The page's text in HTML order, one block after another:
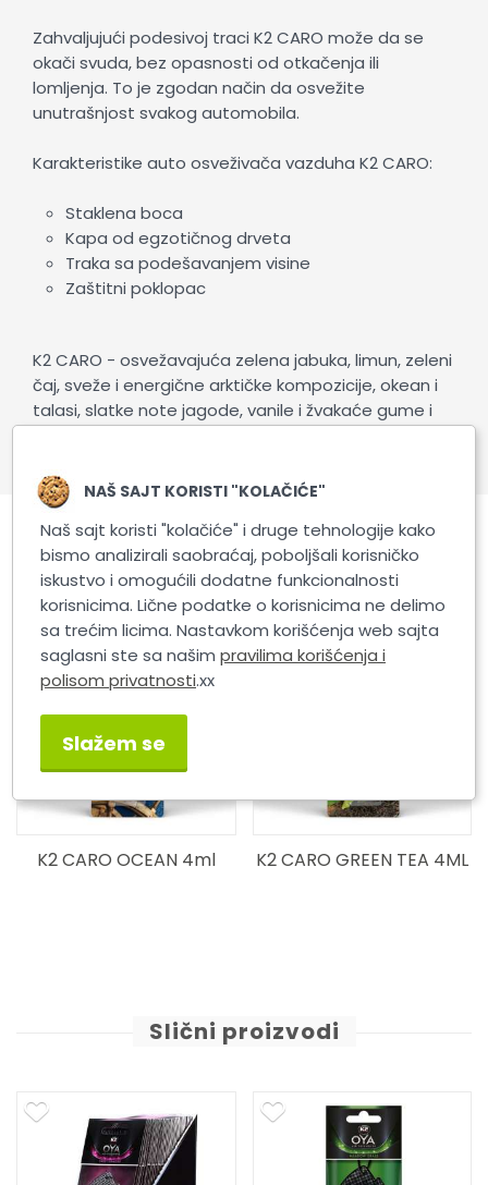
Zahvaljujući podesivoj traci K2 CARO može da se
okači svuda, bez opasnosti od otkačenja ili
lomljenja. To je zgodan način da osvežite
unutrašnjost svakog automobila.
Karakteristike auto osveživača vazduha K2 CARO:
staklena boca
kapa od egzotičnog drveta
traka sa podešavanjem visine
zaštitni poklopac
K2 CARO - osvežavajuća zelena jabuka, limun, zeleni
čaj, sveže i energične arktičke kompozicije, okean i
talasi, slatke note jagode, vanile i žvakaće gume i
Povezani proizvodi
K2 CARO OCEAN 4ml
AKCIJA!
K2 CARO GREEN TEA 4ML
Slični proizvodi
NAŠ SAJT KORISTI "KOLAČIĆE"
Naš sajt koristi "kolačiće" i druge tehnologije kako
bismo analizirali saobraćaj, poboljšali korisničko
iskustvo i omogućili dodatne funkcionalnosti
korisnicima. Lične podatke o korisnicima ne delimo
sa trećim licima. Nastavkom korišćenja web sajta
saglasni ste sa našimpravilima korišćenja i
polisom privatnosti.xx
Slažem se